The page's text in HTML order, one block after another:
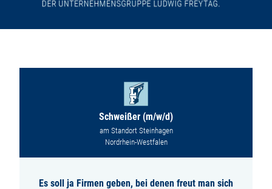
Schweißer (m/w/d)
am Standort Steinhagen
Nordrhein-Westfalen
Es soll ja Firmen geben, bei denen freut man sich